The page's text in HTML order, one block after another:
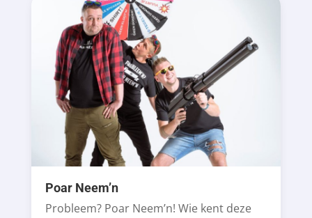
Poar Neem’n
Probleem? Poar Neem’n! Wie kent deze